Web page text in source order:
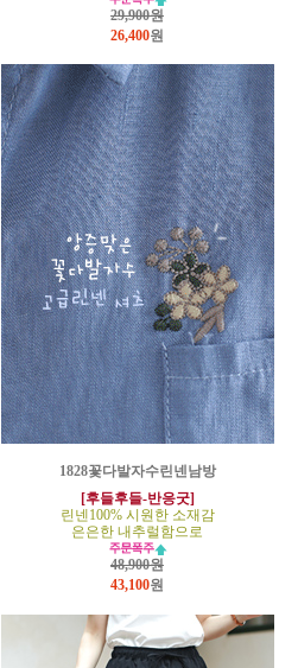
29,900원
26,400원
1828꽃다발자수린넨남방
[후들후들-반응굿]
린넨100% 시원한 소재감
은은한 내추럴함으로
48,900원
43,100원